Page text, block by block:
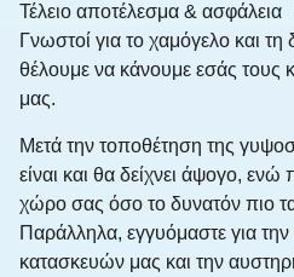
Τέλειο αποτέλεσμα & ασφάλεια
Γνωστοί για το χαμόγελο και τη
θέλουμε να κάνουμε εσάς τους
μας.
Μετά την τοποθέτηση της
είναι και θα δείχνει άψογο,
χώρο σας όσο το δυνατόν πιο
Παράλληλα, εγγυόμαστε για
κατασκευών μας και την